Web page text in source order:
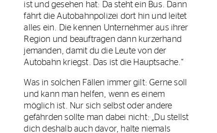
ist und gesehen hat: Da steht ein Bus. Dann
fährt die Autobahnpolizei dort hin und leitet
alles ein. Die kennen Unternehmer aus ihrer
Region und beauftragen dann kurzerhand
jemanden, damit du die Leute von der
Autobahn kriegst. Das ist die Hauptsache.“
Was in solchen Fällen immer gilt: Gerne soll
und kann man helfen, wenn es einem
möglich ist. Nur sich selbst oder andere
gefährden sollte man dabei nicht: „Du stellst
dich deshalb auch davor, halte niemals